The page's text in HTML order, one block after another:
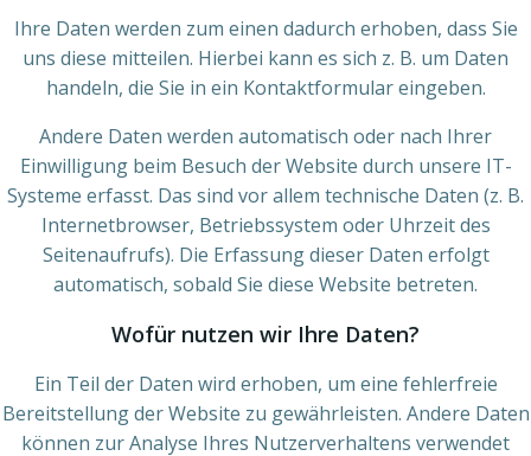
Ihre Daten werden zum einen dadurch erhoben, dass Sie
uns diese mitteilen. Hierbei kann es sich z. B. um Daten
handeln, die Sie in ein Kontaktformular eingeben.
Andere Daten werden automatisch oder nach Ihrer
Einwilligung beim Besuch der Website durch unsere IT-
Systeme erfasst. Das sind vor allem technische Daten (z. B.
Internetbrowser, Betriebssystem oder Uhrzeit des
Seitenaufrufs). Die Erfassung dieser Daten erfolgt
automatisch, sobald Sie diese Website betreten.
Wofür nutzen wir Ihre Daten?
Ein Teil der Daten wird erhoben, um eine fehlerfreie
Bereitstellung der Website zu gewährleisten. Andere Daten
können zur Analyse Ihres Nutzerverhaltens verwendet